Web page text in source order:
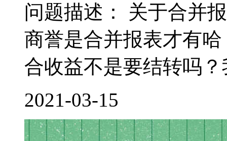
问题描述： 关于合并
商誉是合并报表才有
合收益不是要结转吗
2021-03-15